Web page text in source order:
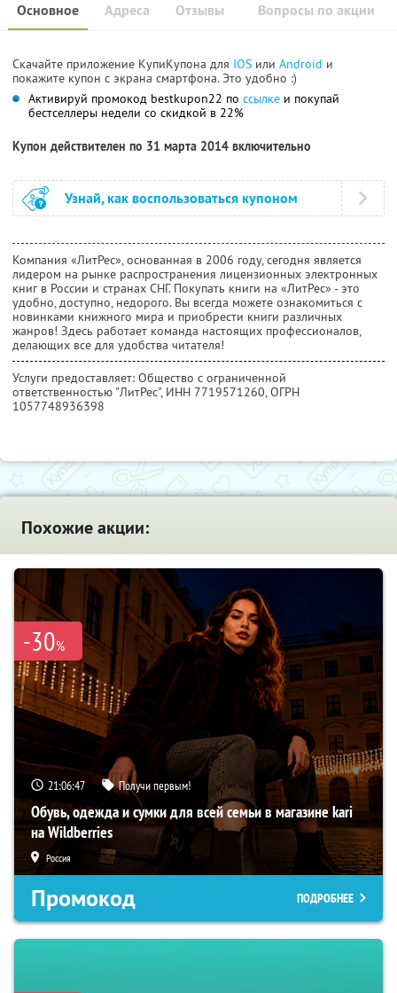
Основное Отзывы Вопросы по акции
Адреса
Скачайте приложение КупиКупона для IOS или Android и
покажите купон с экрана смартфона. Это удобно :)
Активируй промокод bestkupon22 по ссылке и покупай
бестселлеры недели со скидкой в 22%
Купон действителен по 31 марта 2014 включительно
Узнай, как воспользоваться купоном
Компания «ЛитРес», основанная в 2006 году, сегодня является
лидером на рынке распространения лицензионных электронных
книг в России и странах СНГ. Покупать книги на «ЛитРес» - это
удобно, доступно, недорого. Вы всегда можете ознакомиться с
новинками книжного мира и приобрести книги различных
жанров! Здесь работает команда настоящих профессионалов,
делающих все для удобства читателя!
Услуги предоставляет: Общество с ограниченной
ответственностью "ЛитРес", ИНН 7719571260, ОГРН
1057748936398
Похожие акции:
-30%
21:06:46 Получи первым!
Обувь, одежда и сумки для всей семьи в магазине kari
на Wildberries
Россия
Промокод ПОДРОБНЕЕ